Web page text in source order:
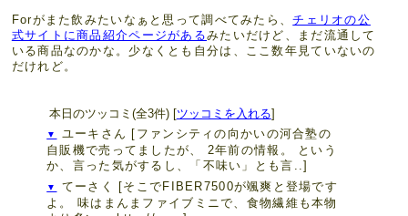
Forがまた飲みたいなぁと思って調べてみたら、チェリオの公
式サイトに商品紹介ページがあるみたいだけど、まだ流通して
いる商品なのかな。少なくとも自分は、ここ数年見ていないの
だけれど。
本日のツッコミ(全3件) [ツッコミを入れる]
▼ ユーキさん [ファンシティの向かいの河合塾の
自販機で売ってましたが、 2年前の情報。 という
か、言った気がするし、「不味い」とも言..]
▼ てーさく
[そこでFIBER7500が颯爽と登場です
よ。 味はまんまファイブミニで、食物繊維も本物